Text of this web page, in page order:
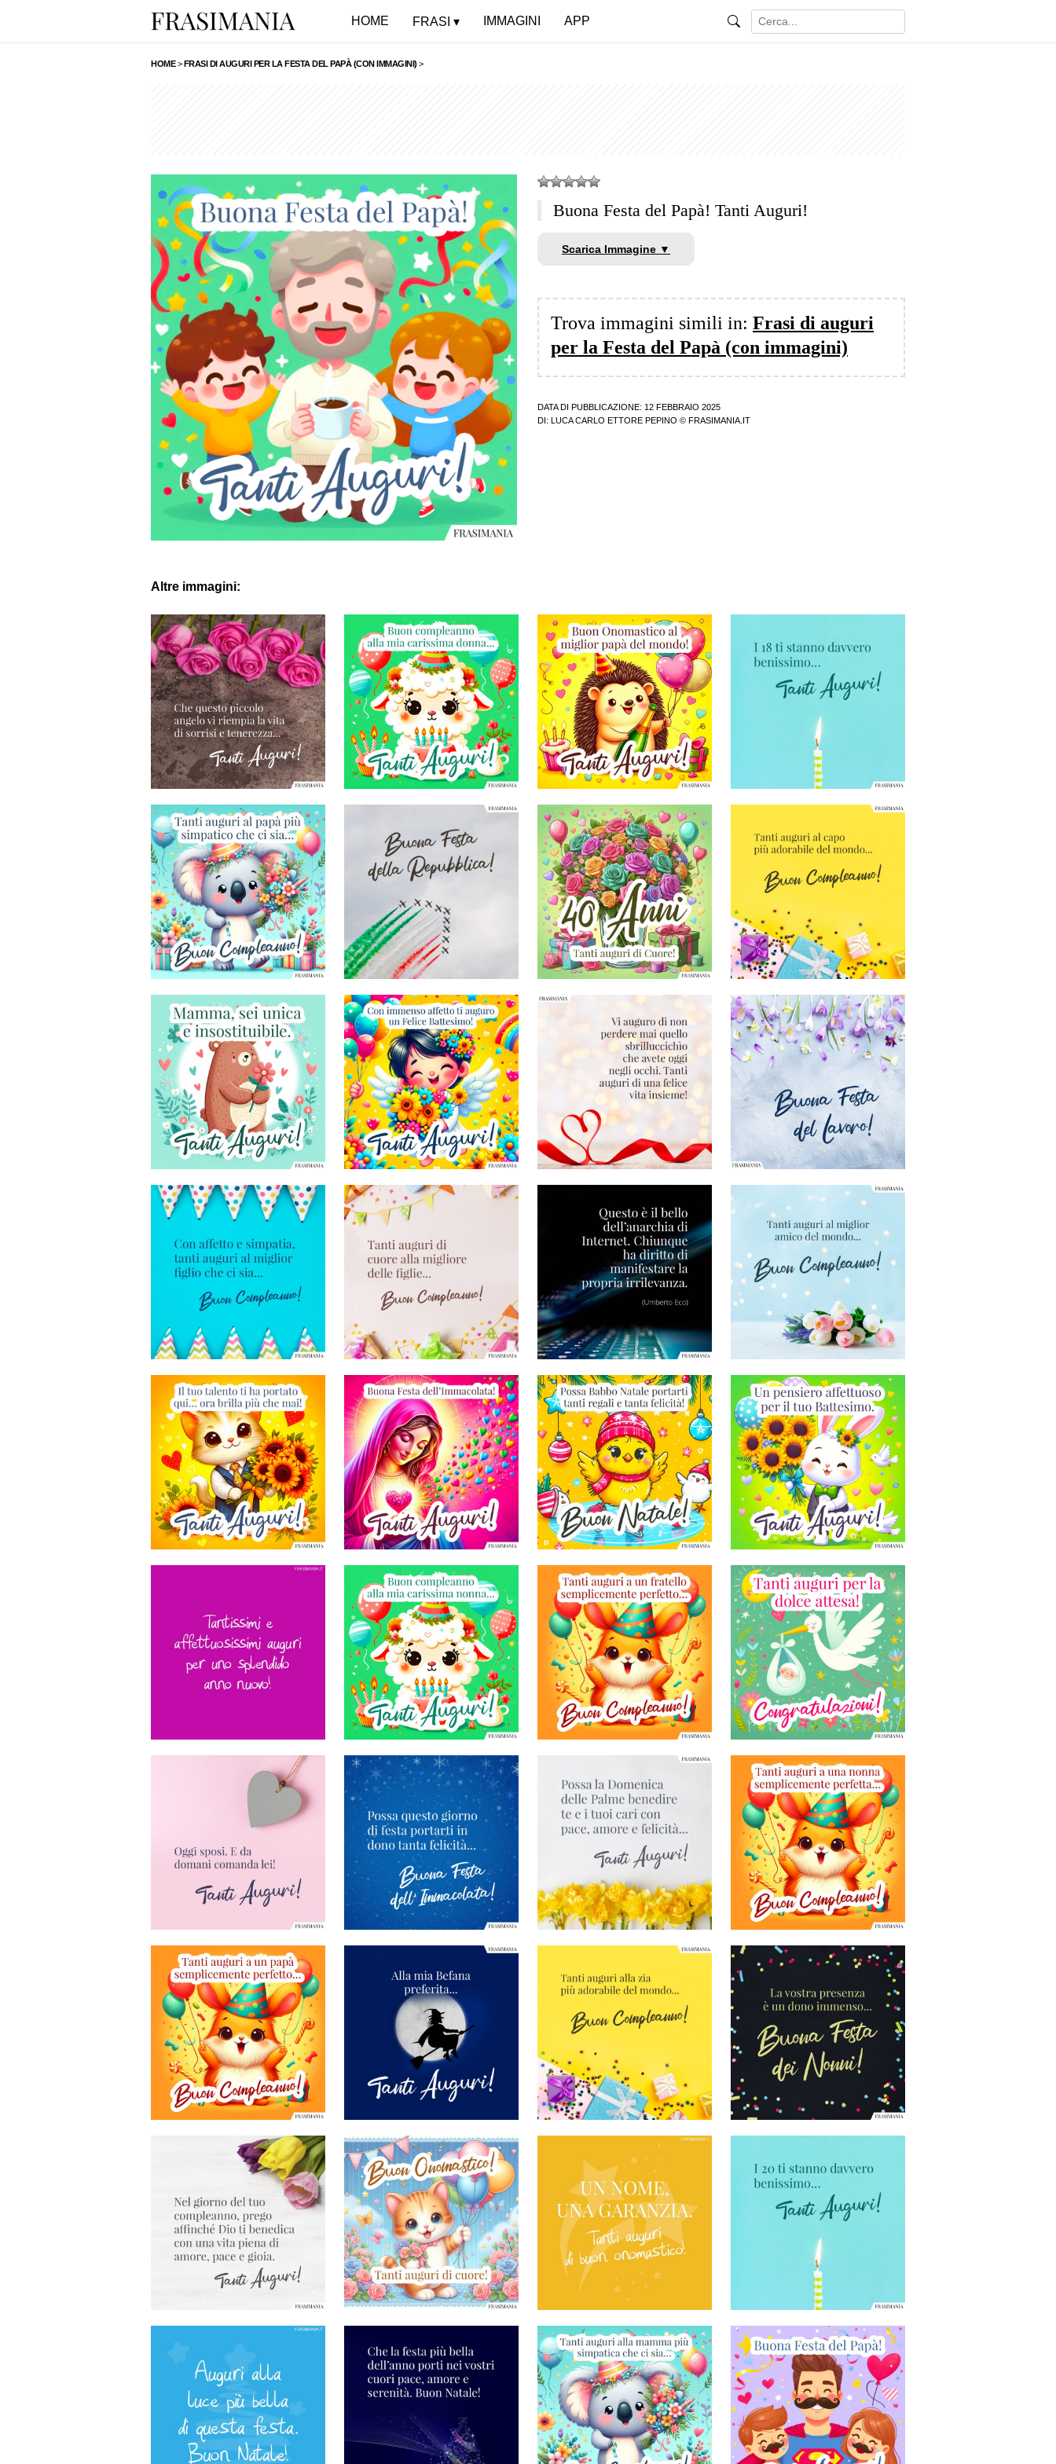
HOME FRASI IMMAGINI APP
HOME>FRASI DI AUGURI PER LA FESTA DEL PAPÀ (CON IMMAGINI) >
Buona Festa del Papà! Tanti Auguri!
Scarica Immagine ▼
Trova immagini simili in: Frasi di auguri
per la Festa del Papà (con immagini)
DATA DI PUBBLICAZIONE: 12 FEBBRAIO 2025
DI:
LUCA CARLO ETTORE PEPINO © FRASIMANIA.IT
Altre immagini: